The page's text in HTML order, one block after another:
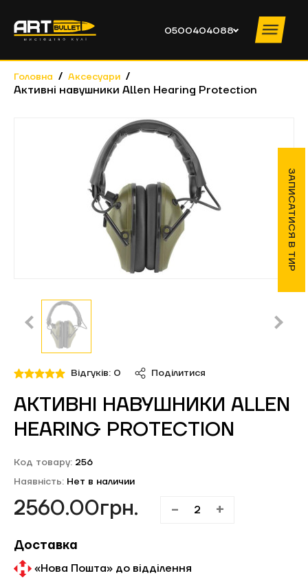
Обліковий запис
0500404088
10:00 – 19:00 ПТ – ВС 10:00 – 20:00
Головна Аксесуари
Активні навушники Allen Hearing Protection
Відгуків: 0 Поділитися
АКТИВНІ НАВУШНИКИ ALLEN
HEARING PROTECTION
Код товару: 256
Наявність: Нет в наличии
2560.00грн. - +
Доставка
«Нова Пошта» до відділення
ЗАПИСАТИСЯ В ТИР